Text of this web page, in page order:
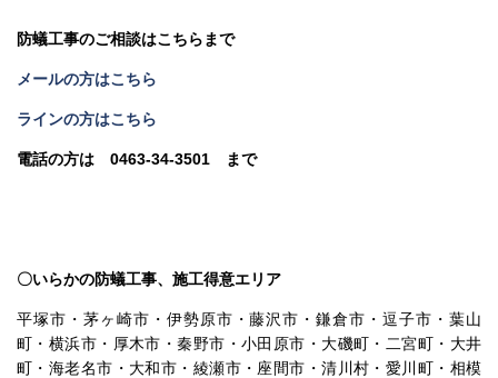
防蟻工事のご相談はこちらまで
メールの方はこちら
ラインの方はこちら
電話の方は 0463-34-3501 まで
〇いらかの防蟻工事、施工得意エリア
平塚市・茅ヶ崎市・伊勢原市・藤沢市・鎌倉市・逗子市・葉山
町・横浜市・厚木市・秦野市・小田原市・大磯町・二宮町・大井
町・海老名市・大和市・綾瀬市・座間市・清川村・愛川町・相模